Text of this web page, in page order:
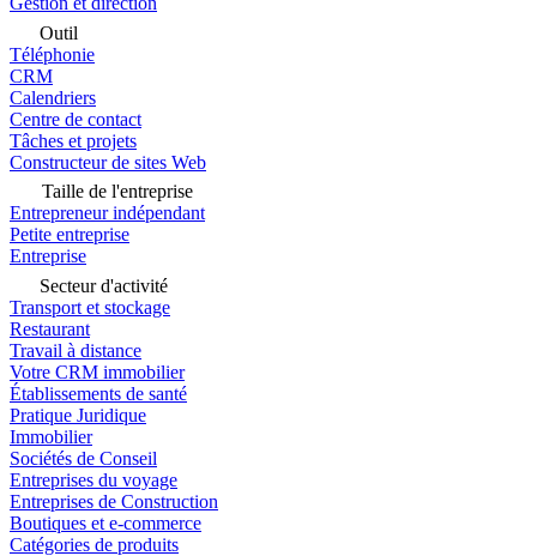
Outil
Téléphonie
CRM
Calendriers
Centre de contact
Tâches et projets
Constructeur de sites Web
Taille de l'entreprise
Entrepreneur indépendant
Petite entreprise
Entreprise
Secteur d'activité
Transport et stockage
Restaurant
Travail à distance
Votre CRM immobilier
Établissements de santé
Pratique Juridique
Immobilier
Sociétés de Conseil
Entreprises du voyage
Entreprises de Construction
Boutiques et e-commerce
Catégories de produits